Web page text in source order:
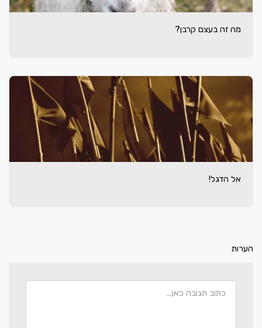
מה זה בעצם קרבן?
אל הדגל!
הערות